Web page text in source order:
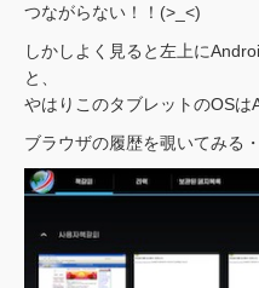
つながらない！！(>_<)
しかしよく見ると左上に
と、
やはりこのタブレットのOSは
ブラウザの履歴を覗いてみる